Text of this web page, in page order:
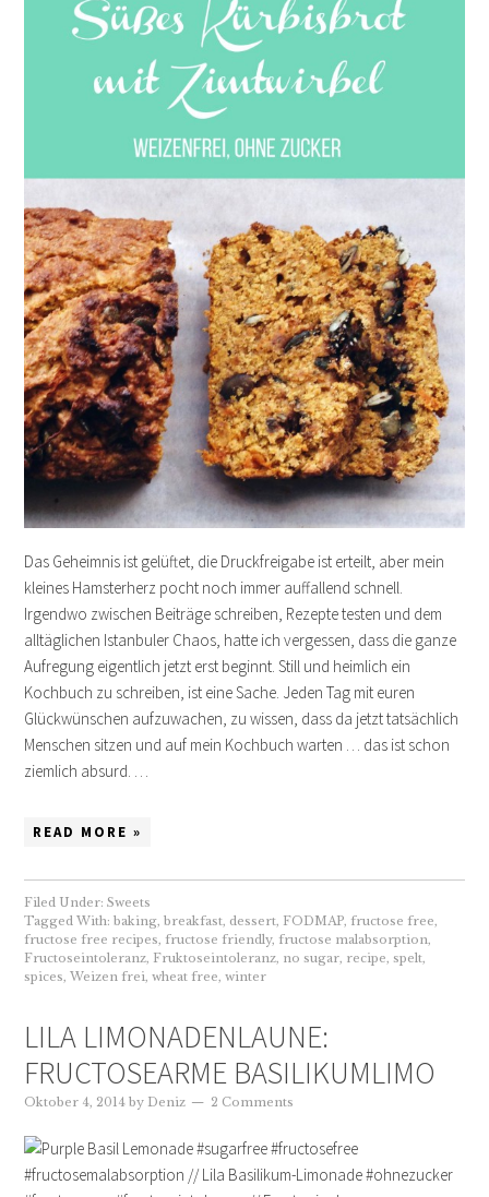
Das Geheimnis ist gelüftet, die Druckfreigabe ist erteilt, aber mein
kleines Hamsterherz pocht noch immer auffallend schnell.
Irgendwo zwischen Beiträge schreiben, Rezepte testen und dem
alltäglichen Istanbuler Chaos, hatte ich vergessen, dass die ganze
Aufregung eigentlich jetzt erst beginnt. Still und heimlich ein
Kochbuch zu schreiben, ist eine Sache. Jeden Tag mit euren
Glückwünschen aufzuwachen, zu wissen, dass da jetzt tatsächlich
Menschen sitzen und auf mein Kochbuch warten … das ist schon
ziemlich absurd. …
READ MORE »
Filed Under:Sweets
Tagged With:baking,breakfast, dessert, FODMAP,fructose free,
fructose free recipes,fructose friendly,fructose malabsorption,
Fructoseintoleranz, Fruktoseintoleranz, no sugar, recipe, spelt,
spices,Weizen frei,wheat free,winter
LILA LIMONADENLAUNE:
FRUCTOSEARME BASILIKUMLIMO
Oktober 4, 2014 byDeniz 2 Comments